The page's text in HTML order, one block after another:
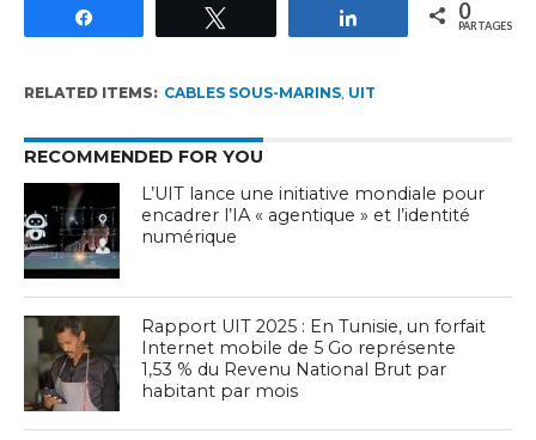
Partagez 0
PARTAGES
RELATED ITEMS: CABLES SOUS-MARINS, UIT
RECOMMENDED FOR YOU
L’UIT lance une initiative mondiale pour
encadrer l’IA « agentique » et l’identité
numérique
Rapport UIT 2025 : En Tunisie, un forfait
Internet mobile de 5 Go représente
1,53 % du Revenu National Brut par
habitant par mois